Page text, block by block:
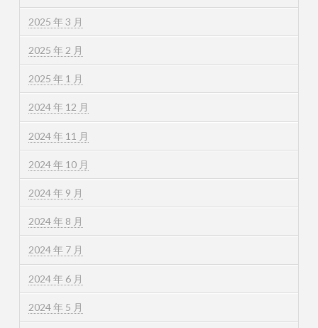
2025 年 3 月
2025 年 2 月
2025 年 1 月
2024 年 12 月
2024 年 11 月
2024 年 10 月
2024 年 9 月
2024 年 8 月
2024 年 7 月
2024 年 6 月
2024 年 5 月